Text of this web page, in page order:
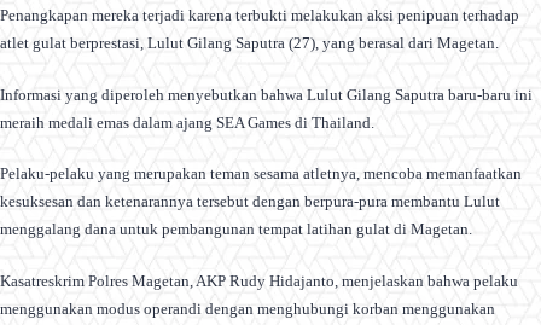
Penangkapan mereka terjadi karena terbukti melakukan aksi penipuan terhadap
atlet gulat berprestasi, Lulut Gilang Saputra (27), yang berasal dari Magetan.
Informasi yang diperoleh menyebutkan bahwa Lulut Gilang Saputra baru-baru ini
meraih medali emas dalam ajang SEA Games di Thailand.
Pelaku-pelaku yang merupakan teman sesama atletnya, mencoba memanfaatkan
kesuksesan dan ketenarannya tersebut dengan berpura-pura membantu Lulut
menggalang dana untuk pembangunan tempat latihan gulat di Magetan.
Kasatreskrim Polres Magetan, AKP Rudy Hidajanto, menjelaskan bahwa pelaku
menggunakan modus operandi dengan menghubungi korban menggunakan